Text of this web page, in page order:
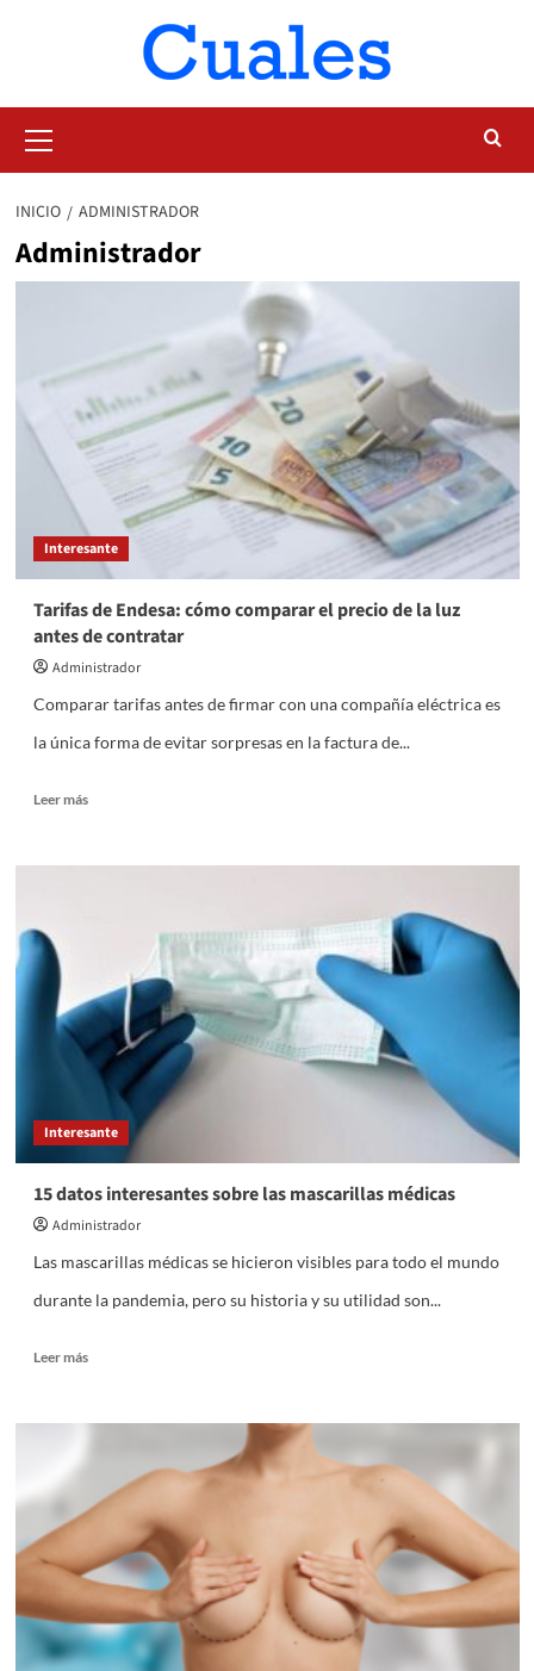
primario
INICIO ADMINISTRADOR
Administrador
Interesante
Tarifas de Endesa: cómo comparar el precio de la luz
antes de contratar
Administrador
Comparar tarifas antes de firmar con una compañía eléctrica es
la única forma de evitar sorpresas en la factura de...
Leer másLeer
Tarifas
precio
de
la
luz
antes
contratar
Interesante
15 datos interesantes sobre las mascarillas médicas
Administrador
Las mascarillas médicas se hicieron visibles para todo el mundo
durante la pandemia, pero su historia y su utilidad son...
Leer másLeer
15
interesantes
sobre
las
mascarillas
médicas